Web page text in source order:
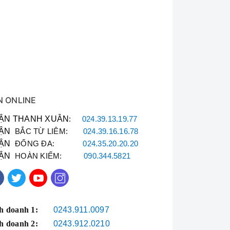
trước đó, giúp hiển thị chất lượng hình ảnh
ONLINE
THANH XUÂN : 024.39.13.19.77
BẮC TỪ LIÊM: 024.39.16.16.78
ĐỐNG ĐA:024.35.20.20.20
HOÀN KIẾM:090.344.5821
doanh 1:
0243.911.0097
doanh 2:
0243.912.0210